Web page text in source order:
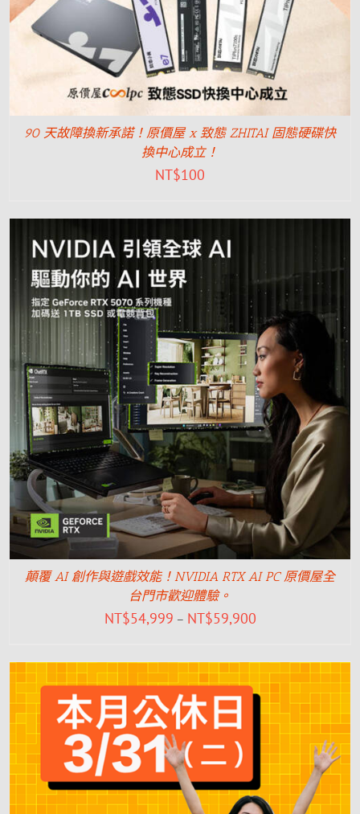
90 天故障換新承諾！原價屋 x 致態 ZHITAI 固態硬碟快
換中心成立！
NT$100
顛覆 AI 創作與遊戲效能！NVIDIA RTX AI PC 原價屋全
台門市歡迎體驗。
NT$54,999 – NT$59,900